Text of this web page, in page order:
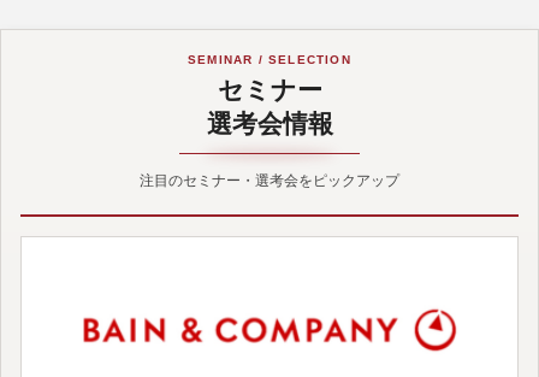
SEMINAR / SELECTION
セミナー
選考会情報
注目のセミナー・選考会をピックアップ